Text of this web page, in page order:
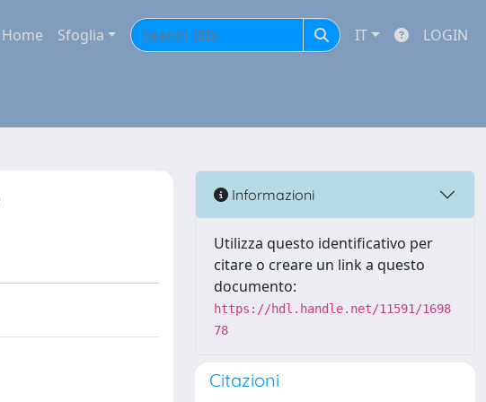
Home Sfoglia IT LOGIN
Informazioni
Utilizza questo identificativo per
citare o creare un link a questo
documento:
https://hdl.handle.net/11591/1698
78
Citazioni